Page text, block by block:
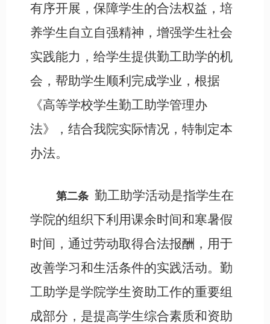
有序开展，保障学生的合法权益，培
养学生自立自强精神，增强学生社会
实践能力，给学生提供勤工助学的机
会，帮助学生顺利完成学业，根据
《高等学校学生勤工助学管理办
法》，结合我院实际情况，特制定本
办法。
第二条 勤工助学活动是指学生在
学院的组织下利用课余时间和寒暑假
时间，通过劳动取得合法报酬，用于
改善学习和生活条件的实践活动。勤
工助学是学院学生资助工作的重要组
成部分，是提高学生综合素质和资助